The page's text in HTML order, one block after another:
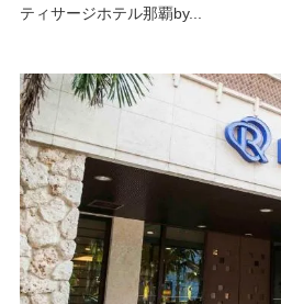
ティサージホテル那覇by...